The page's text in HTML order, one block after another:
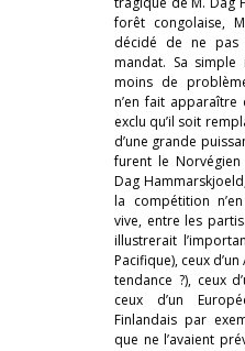
forêt congolaise,
décidé de ne pas
mandat. Sa
moins de
n’en fait apparaître
exclu qu’il soit
d’une grande
furent le Norvégien
Dag
la compétition
vive, entre les
illustrerait
Pacifique), ceux
tendance ?), ceux
ceux d’un
Finlandais par
que ne l’avaient